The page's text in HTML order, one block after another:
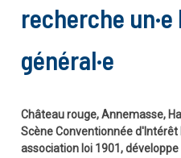
recherche un·e
général·e
Château rouge, Annemasse,
Scène Conventionnée
association loi 1901,